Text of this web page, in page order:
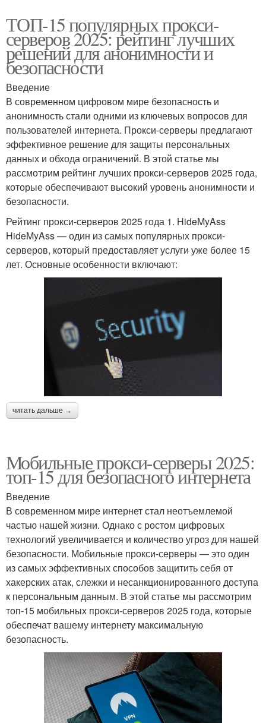
ТОП-15 популярных прокси-
серверов 2025: рейтинг лучших
решений для анонимности и
безопасности
Введение
В современном цифровом мире безопасность и
анонимность стали одними из ключевых вопросов для
пользователей интернета. Прокси-серверы предлагают
эффективное решение для защиты персональных
данных и обхода ограничений. В этой статье мы
рассмотрим рейтинг лучших прокси-серверов 2025 года,
которые обеспечивают высокий уровень анонимности и
безопасности.
Рейтинг прокси-серверов 2025 года 1. HideMyAss
HideMyAss — один из самых популярных прокси-
серверов, который предоставляет услуги уже более 15
лет. Основные особенности включают:
читать дальше →
Мобильные прокси-серверы 2025:
топ-15 для безопасного интернета
Введение
В современном мире интернет стал неотъемлемой
частью нашей жизни. Однако с ростом цифровых
технологий увеличивается и количество угроз для нашей
безопасности. Мобильные прокси-серверы — это один
из самых эффективных способов защитить себя от
хакерских атак, слежки и несанкционированного доступа
к персональным данным. В этой статье мы рассмотрим
топ-15 мобильных прокси-серверов 2025 года, которые
обеспечат вашему интернету максимальную
безопасность.